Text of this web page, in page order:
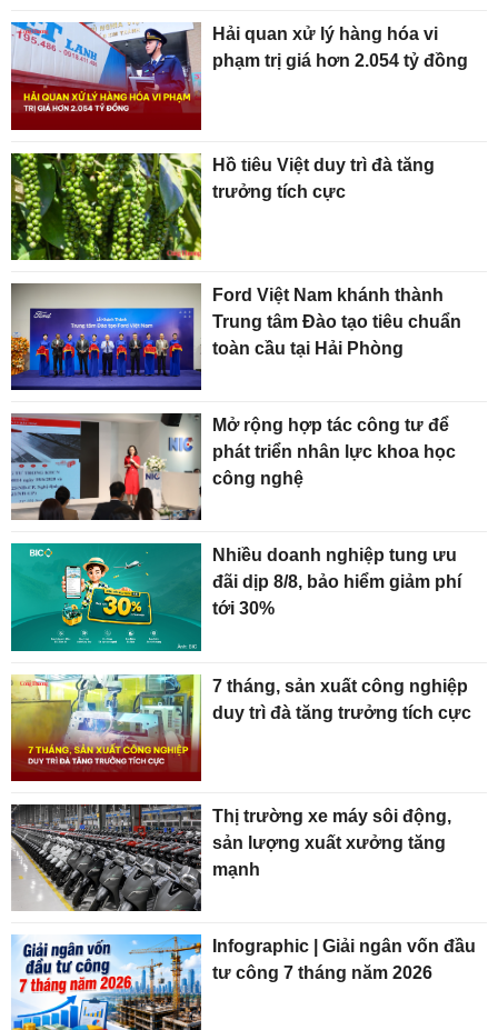
Hải quan xử lý hàng hóa vi
phạm trị giá hơn 2.054 tỷ đồng
Hồ tiêu Việt duy trì đà tăng
trưởng tích cực
Ford Việt Nam khánh thành
Trung tâm Đào tạo tiêu chuẩn
toàn cầu tại Hải Phòng
Mở rộng hợp tác công tư để
phát triển nhân lực khoa học
công nghệ
Nhiều doanh nghiệp tung ưu
đãi dịp 8/8, bảo hiểm giảm phí
tới 30%
7 tháng, sản xuất công nghiệp
duy trì đà tăng trưởng tích cực
Thị trường xe máy sôi động,
sản lượng xuất xưởng tăng
mạnh
Infographic | Giải ngân vốn đầu
tư công 7 tháng năm 2026